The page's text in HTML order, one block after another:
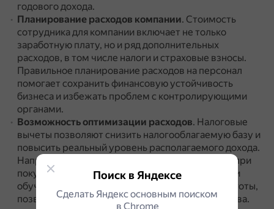
годового дохода.
Планирование расходов компании. Стоимость
сотрудника для компании включает не только
заработную плату, но и ряд дополнительных
расходов, в том числе налоги и страховые взносы.
Правильное планирование расходов на персонал
помогает сохранить финансовую устойчивость
бизнеса и избежать проблем с контролирующими
органами.
Возможность оптимизации расходов. Налоговые
вычеты позволяют снизить налогооблагаемую базу и
повысить реальный уровень располагаемого дохода.
Например, существует имущественный вычет при
покупке жилья, социальные вычеты на лечение и
обучение, инвестиционные вычеты и прочие льготы,
позволяющие сэкономить значительные средства.
Поиск в Яндексе
Сделать Яндекс основным поиском
в Сhrome